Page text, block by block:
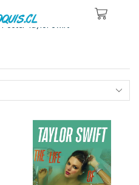
Taylor Swift”